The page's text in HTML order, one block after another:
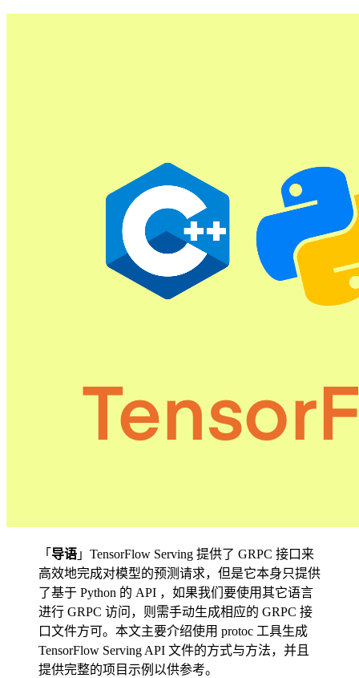
「 导语 」TensorFlow Serving 提供了 GRPC 接口来
高效地完成对模型的预测请求，但是它本身只提供
了基于 Python 的 API ，如果我们要使用其它语言
进行 GRPC 访问，则需手动生成相应的 GRPC 接
口文件方可。本文主要介绍使用 protoc 工具生成
TensorFlow Serving API 文件的方式与方法，并且
提供完整的项目示例以供参考。